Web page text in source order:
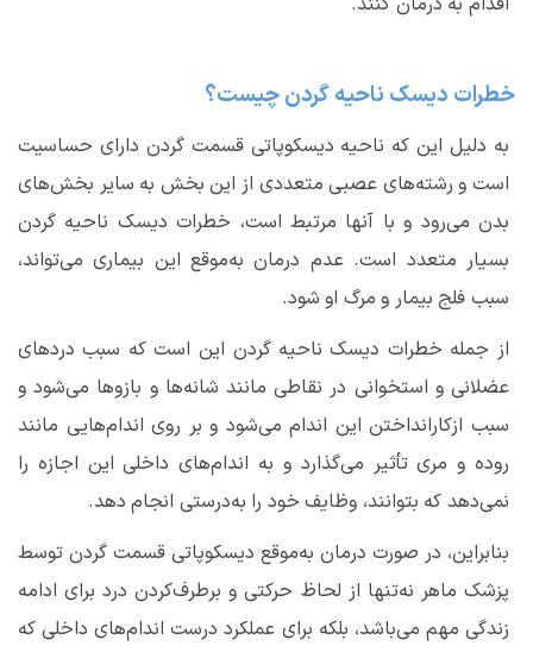
خطرات دیسک ناحیه گردنچیست؟
به دلیل این که ناحیه دیسکوپاتی قسمت گردن دارای حساسیت
است و رشته‌های عصبی متعددی از این بخش به سایر بخش‌های
بدن می‌رود و با آنها مرتبط است، خطرات دیسک ناحیه گردن
بسیار متعدد است. عدم درمان به‌موقع این بیماری می‌تواند،
سبب فلج بیمار و مرگ او شود.
از جمله خطرات دیسک ناحیه گردن این است که سبب دردهای
عضلانی و استخوانی در نقاطی مانند شانه‌ها و بازوها می‌شود و
سبب ازکارانداختن این اندام می‌شود و بر روی اندام‌هایی مانند
روده و مری تأثیر می‌گذارد و به اندام‌های داخلی این اجازه را
نمی‌دهد که بتوانند، وظایف خود را به‌درستی انجام دهد.
بنابراین، در صورت درمان به‌موقع دیسکوپاتی قسمت گردن توسط
پزشک ماهر نه‌تنها از لحاظ حرکتی و برطرف‌کردن درد برای ادامه
زندگی مهم می‌باشد، بلکه برای عملکرد درست اندام‌های داخلی که